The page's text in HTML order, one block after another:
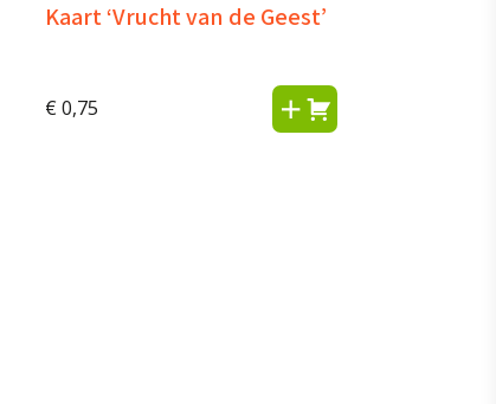
Kaart ‘Vrucht van de Geest’
€ 0,75